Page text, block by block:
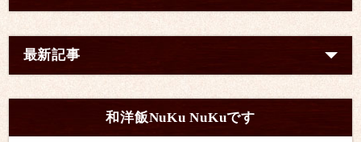
最新記事
和洋飯NuKu NuKuです